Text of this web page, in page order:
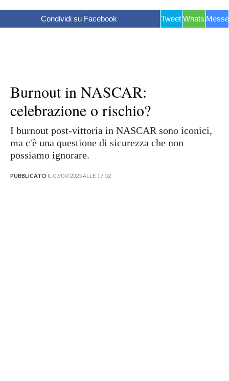
Condividi su Facebook Tweet WhatsApp
Burnout in NASCAR:
celebrazione o rischio?
I burnout post-vittoria in NASCAR sono iconici,
ma c'è una questione di sicurezza che non
possiamo ignorare.
PUBBLICATO IL 07/09/2025 ALLE 17:52